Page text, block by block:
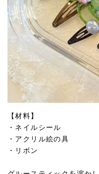
【材料】
・ネイルシール
・アクリル絵の具
・リボン